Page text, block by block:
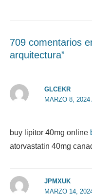
709 comentarios
arquitectura”
GLCEKR
MARZO 8,
buy lipitor 40mg online
atorvastatin 40mg
JPMXUK
MARZO 14,